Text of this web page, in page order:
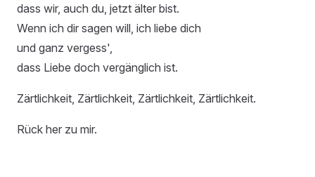
dass wir, auch du, jetzt älter bist.
Wenn ich dir sagen will, ich liebe dich
und ganz vergess',
dass Liebe doch vergänglich ist.
Zärtlichkeit, Zärtlichkeit, Zärtlichkeit, Zärtlichkeit.
Rück her zu mir.